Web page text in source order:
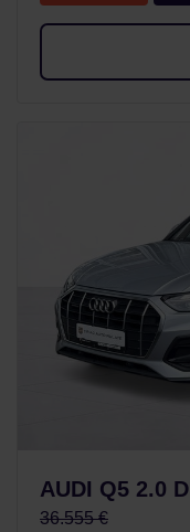
AUDI Q5 2.0 D
36.555 €